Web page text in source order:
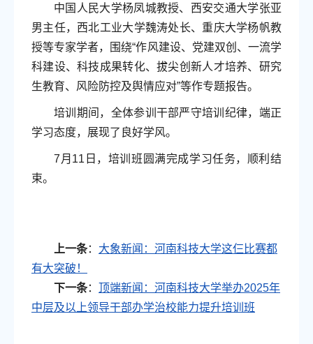
中国人民大学杨凤城教授、西安交通大学张亚
男主任，西北工业大学魏涛处长、重庆大学杨帆教
授等专家学者，围绕“作风建设、党建双创、一流学
科建设、科技成果转化、拔尖创新人才培养、研究
生教育、风险防控及舆情应对”等作专题报告。
培训期间，全体参训干部严守培训纪律，端正
学习态度，展现了良好学风。
7月11日，培训班圆满完成学习任务，顺利结
束。
上一条： 大象新闻：河南科技大学这仨比赛都
有大突破！
下一条： 顶端新闻：河南科技大学举办2025年
中层及以上领导干部办学治校能力提升培训班